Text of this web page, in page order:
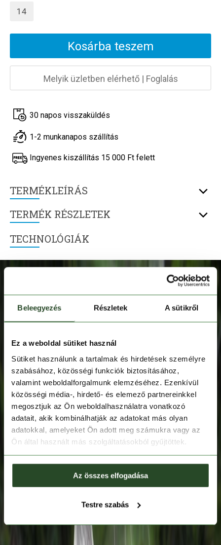
Beleegyezés Részletek A sütikről
Ez a weboldal sütiket használ
Sütiket használunk a tartalmak és hirdetések személyre
szabásához, közösségi funkciók biztosításához,
valamint weboldalforgalmunk elemzéséhez. Ezenkívül
közösségi média-, hirdető- és elemező partnereinkkel
megosztjuk az Ön weboldalhasználatra vonatkozó
adatait, akik kombinálhatják az adatokat más olyan
adatokkal, amelyeket Ön adott meg számukra vagy az
Ön által használt más szolgáltatásokból gyűjtöttek.
Az összes elfogadása
Testre szabás
TERMÉKLEÍRÁS
TERMÉK RÉSZLETEK
TECHNOLÓGIÁK
14
Kosárba teszem
Melyik üzletben elérhető| Foglalás
30 napos visszaküldés
1-2 munkanapos szállítás
Ingyenes kiszállítás 15 000 Ft felett